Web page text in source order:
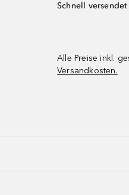
Schnell versendet
Alle Preise inkl.
Versandkosten.